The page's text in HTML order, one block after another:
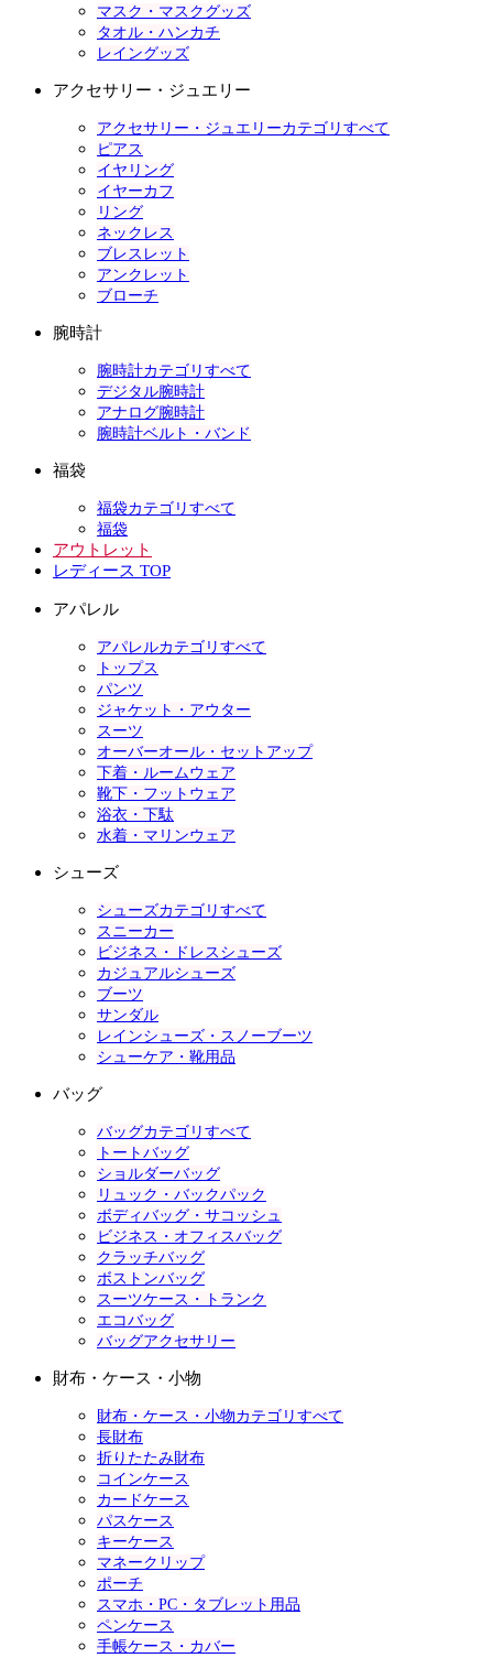
マスク・マスクグッズ
タオル・ハンカチ
レイングッズ
アクセサリー・ジュエリー
アクセサリー・ジュエリーカテゴリすべて
ピアス
イヤリング
イヤーカフ
リング
ネックレス
ブレスレット
アンクレット
ブローチ
腕時計
腕時計カテゴリすべて
デジタル腕時計
アナログ腕時計
腕時計ベルト・バンド
福袋
福袋カテゴリすべて
福袋
アウトレット
レディース TOP
アパレル
アパレルカテゴリすべて
トップス
パンツ
ジャケット・アウター
スーツ
オーバーオール・セットアップ
下着・ルームウェア
靴下・フットウェア
浴衣・下駄
水着・マリンウェア
シューズ
シューズカテゴリすべて
スニーカー
ビジネス・ドレスシューズ
カジュアルシューズ
ブーツ
サンダル
レインシューズ・スノーブーツ
シューケア・靴用品
バッグ
バッグカテゴリすべて
トートバッグ
ショルダーバッグ
リュック・バックパック
ボディバッグ・サコッシュ
ビジネス・オフィスバッグ
クラッチバッグ
ボストンバッグ
スーツケース・トランク
エコバッグ
バッグアクセサリー
財布・ケース・小物
財布・ケース・小物カテゴリすべて
長財布
折りたたみ財布
コインケース
カードケース
パスケース
キーケース
マネークリップ
ポーチ
スマホ・PC・タブレット用品
ペンケース
手帳ケース・カバー